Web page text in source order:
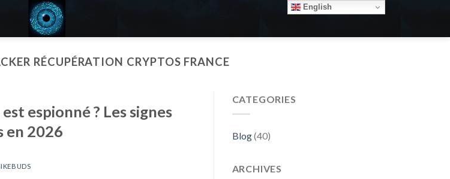
RÉCUPÉRATION CRYPTOS FRANCE
espionné ? Les signes
en 2026
CATEGORIES
Blog(40)
ARCHIVES
English